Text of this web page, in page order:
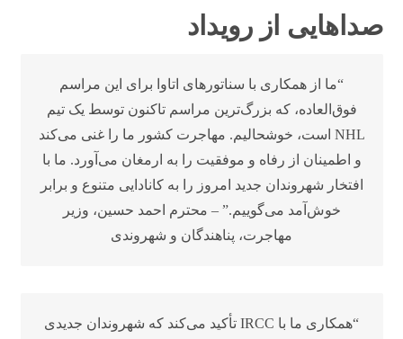
صداهایی از رویداد
“ما از همکاری با سناتورهای اتاوا برای این مراسم
فوق‌العاده، که بزرگ‌ترین مراسم تاکنون توسط یک تیم
NHL است، خوشحالیم. مهاجرت کشور ما را غنی می‌کند
و اطمینان از رفاه و موفقیت را به ارمغان می‌آورد. ما با
افتخار شهروندان جدید امروز را به کانادایی متنوع و برابر
خوش‌آمد می‌گوییم.” – محترم احمد حسین، وزیر
مهاجرت، پناهندگان و شهروندی
“همکاری ما با IRCC تأکید می‌کند که شهروندان جدیدی